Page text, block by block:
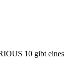
10 gibt eines